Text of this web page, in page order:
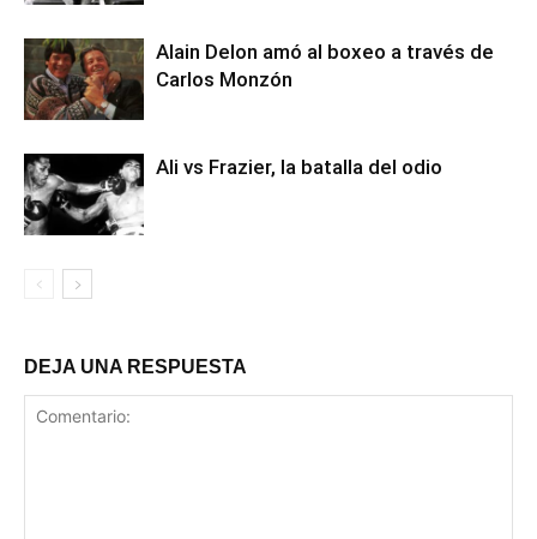
Alain Delon amó al boxeo a través de
Carlos Monzón
Ali vs Frazier, la batalla del odio
DEJA UNA RESPUESTA